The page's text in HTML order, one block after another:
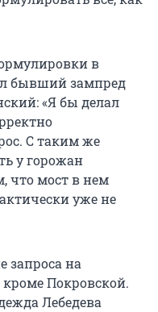
в
бывший зампред
«Я бы делал
С таким же
у горожан
что мост в нем
уже не
запроса на
Покровской.
Лебедева